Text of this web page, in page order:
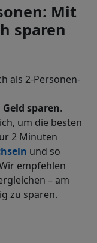
Mit
sparen
als 2-Personen-
sparen.
um die besten
2 Minuten
und so
empfehlen
– am
zu sparen.